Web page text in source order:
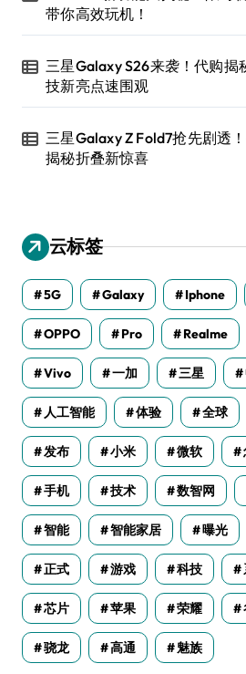
带你高效玩机！
三星Galaxy S26来袭！代购揭
技新亮点速围观
三星Galaxy Z Fold7抢先剧透
揭秘折叠新惊喜
云标签
5G Galaxy Iphone
OPPO Pro Realme
Vivo 一加 三星
人工智能 体验 全球
发布 小米 微软
手机 技术 数智网
智能 智能家居 曝光
正式 游戏 科技
芯片 苹果 荣耀
骁龙 高通 魅族